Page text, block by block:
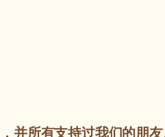
并所有支持过我们的朋